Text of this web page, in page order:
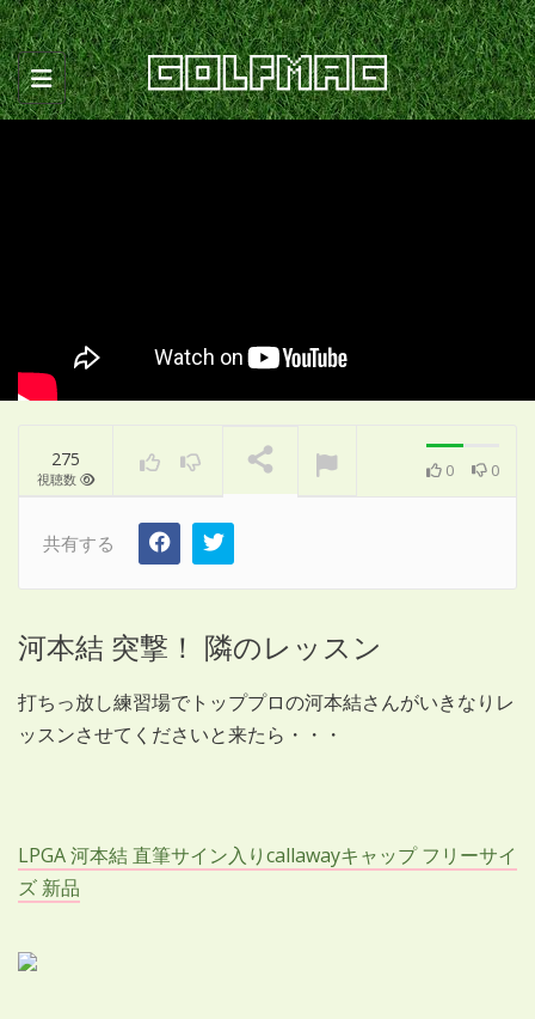
Toggle navigation
275
視聴数 0 0
共有する
河本結 突撃！ 隣のレッスン
打ちっ放し練習場でトッププロの河本結さんがいきなりレ
ッスンさせてくださいと来たら・・・
LPGA 河本結 直筆サイン入りcallawayキャップ フリーサイ
ズ 新品